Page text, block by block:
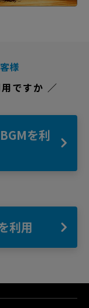
様
ですか ／
を利
利用